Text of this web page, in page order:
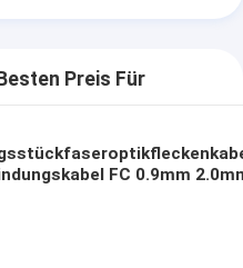
Preis Für
FC 0.9mm